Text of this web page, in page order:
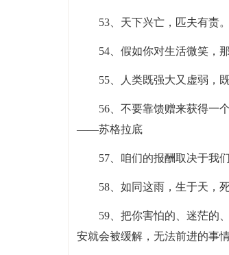
53、天下兴亡，匹夫有责
54、假如你对生活微笑，
55、人类既强大又虚弱，
56、不要靠馈赠来获得一
——苏格拉底
57、咱们的报酬取决于我
58、如同这雨，生于天，
59、把你害怕的、迷茫的
安就会被缓解，无法前进的事